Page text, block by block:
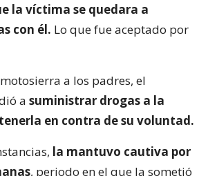
la víctima se quedara a
con él. Lo que fue aceptado por
a los padres, el
a suministrar drogas a la
en contra de su voluntad.
la mantuvo cautiva por
, periodo en el que la sometió